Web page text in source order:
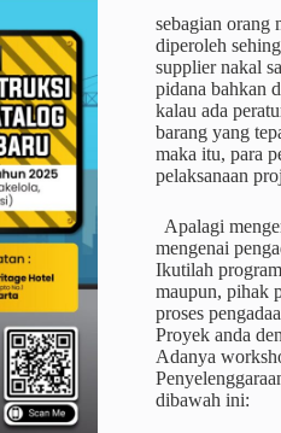
sebagian orang
diperoleh
supplier nakal
pidana bahkan
kalau ada
barang yang
maka itu, para
pelaksanaan
Apalagi
mengenai
Ikutilah
maupun, pihak
proses
Proyek anda
Adanya
dibawah ini: